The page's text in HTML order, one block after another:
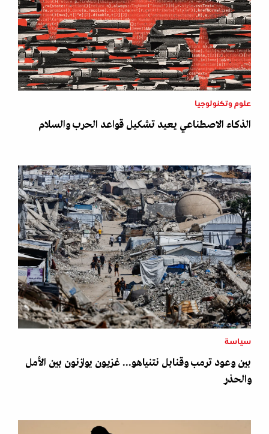
علوم وتكنولوجيا
الذكاء الاصطناعي يعيد تشكيل قواعد الحرب والسلام
سياسة
بين وعود ترمب وقنابل نتنياهو... غزيون يوازنون بين الأمل
والحذر